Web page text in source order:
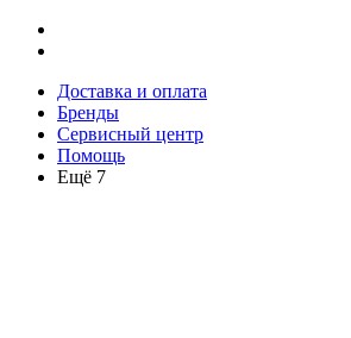
Доставка и оплата
Бренды
Сервисный центр
Помощь
Ещё 7